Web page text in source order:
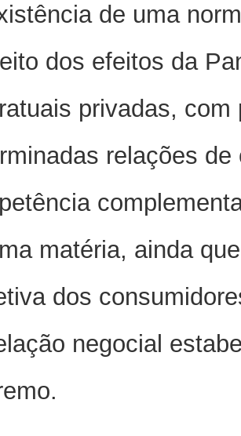
de uma
dos efeitos da
privadas,
relações
matéria, ainda
dos
negocial